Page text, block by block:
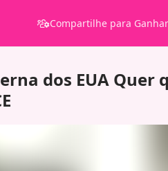
Compartilhe para
dos EUA Quer